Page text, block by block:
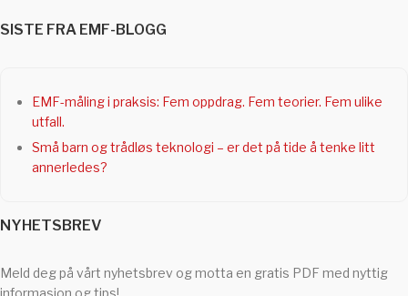
SISTE FRA EMF-BLOGG
EMF-måling i praksis: Fem oppdrag. Fem teorier. Fem ulike
utfall.
Små barn og trådløs teknologi – er det på tide å tenke litt
annerledes?
NYHETSBREV
Meld deg på vårt nyhetsbrev og motta en gratis PDF med nyttig
informasjon og tips!